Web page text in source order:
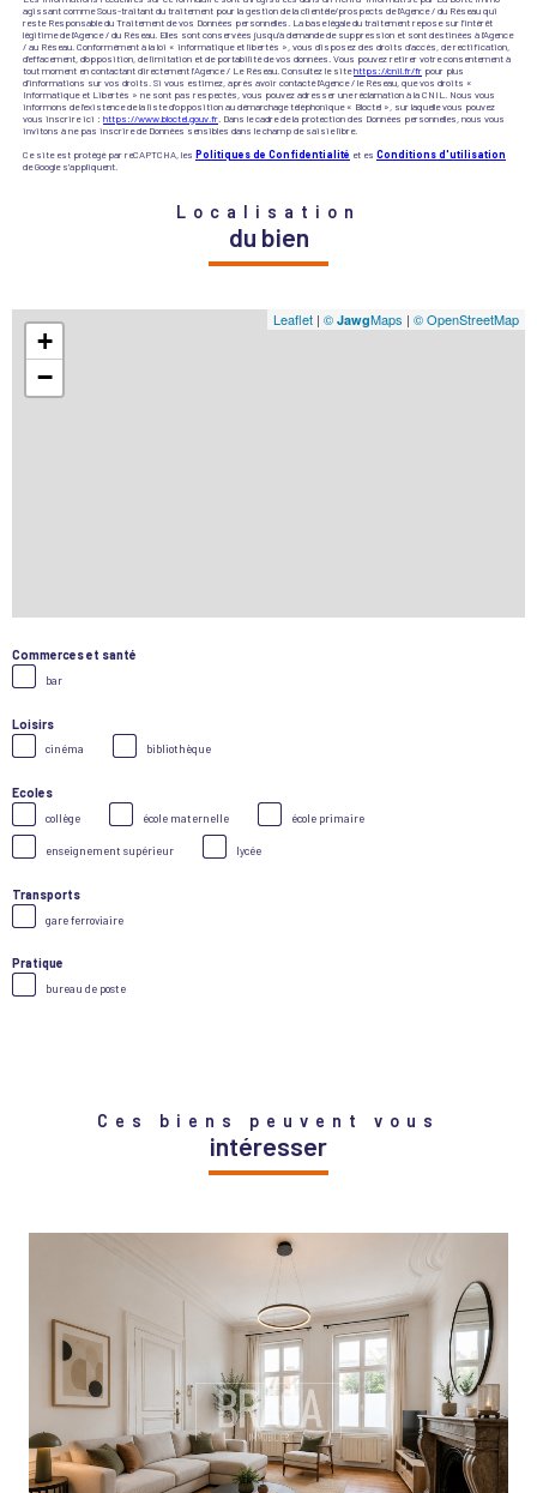
agissant comme Sous-traitant du traitement pour la gestion de la clientèle/prospects de l'Agence / du Réseau qui
reste Responsable du Traitement de vos Données personnelles. La base légale du traitement repose sur l'intérêt
légitime de l'Agence / du Réseau. Elles sont conservées jusqu'à demande de suppression et sont destinées à l'Agence
/ au Réseau. Conformément à la loi « informatique et libertés », vous disposez des droits d’accès, de rectification,
d’effacement, d’opposition, de limitation et de portabilité de vos données. Vous pouvez retirer votre consentement à
tout moment en contactant directement l’Agence / Le Réseau. Consultez le sitehttps://cnil.fr/fr pour plus
d’informations sur vos droits. Si vous estimez, après avoir contacté l'Agence / le Réseau, que vos droits «
Informatique et Libertés » ne sont pas respectés, vous pouvez adresser une réclamation à la CNIL. Nous vous
informons de l’existence de la liste d'opposition au démarchage téléphonique « Bloctel », sur laquelle vous pouvez
vous inscrire ici : https://www.bloctel.gouv.fr. Dans le cadre de la protection des Données personnelles, nous vous
invitons à ne pas inscrire de Données sensibles dans le champ de saisie libre.
Ce site est protégé par reCAPTCHA, les Politiques de Confidentialité et es Conditions d'utilisation
de Google s'appliquent.
Localisation
du bien
+
−
Leaflet | © JawgMaps | © OpenStreetMap
Commerces et santé
bar
Loisirs
cinéma bibliothèque
Ecoles
collège école maternelle école primaire
enseignement supérieur lycée
Transports
gare ferroviaire
Pratique
bureau de poste
Ces biens peuvent vous
intéresser
VOIR LE BIEN